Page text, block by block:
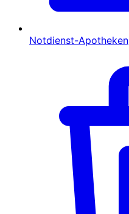
Notdienst-Apotheken